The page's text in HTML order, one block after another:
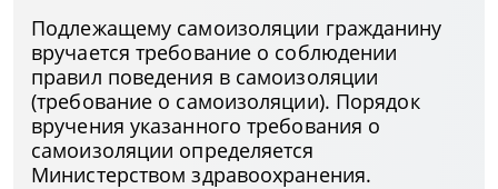
Подлежащему самоизоляции гражданину
вручается требование о соблюдении
правил поведения в самоизоляции
(требование о самоизоляции). Порядок
вручения указанного требования о
самоизоляции определяется
Министерством здравоохранения.